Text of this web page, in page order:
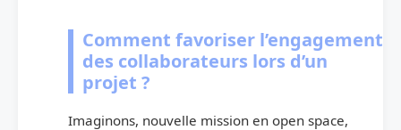
Comment favoriser l’engagement
des collaborateurs lors d’un
projet ?
Imaginons, nouvelle mission en open space,